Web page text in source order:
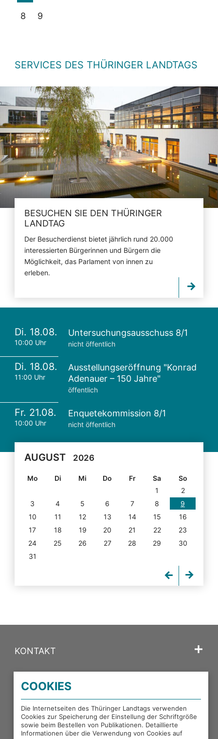
8 9
SERVICES DES THÜRINGER LANDTAGS
BESUCHEN SIE DEN THÜRINGER
LANDTAG
Der Besucherdienst bietet jährlich rund 20.000
interessierten Bürgerinnen und Bürgern die
Möglichkeit, das Parlament von innen zu
erleben.
Di. 18.08.
10:00 Uhr
Untersuchungsausschuss 8/1
nicht öffentlich
Di. 18.08.
11:00 Uhr
Ausstellungseröffnung "Konrad
Adenauer – 150 Jahre"
öffentlich
Fr. 21.08.
10:00 Uhr
Enquetekommission 8/1
nicht öffentlich
AUGUST 2026
Mo Di Mi Do Fr Sa
So
1
2
3
4 5 6 7 8
9
10
11 12 13 14 15
16
17
18 19 20 21 22
23
24
25 26 27 28 29
30
31
KONTAKT
PORTALE DES THÜRINGER LANDTAGS
EXTERNE LINKS
COOKIES
Die Internetseiten des Thüringer Landtags verwenden
Cookies zur Speicherung der Einstellung der Schriftgröße
sowie beim Bestellen von Publikationen. Detaillierte
Informationen über die Verwendung von Cookies auf